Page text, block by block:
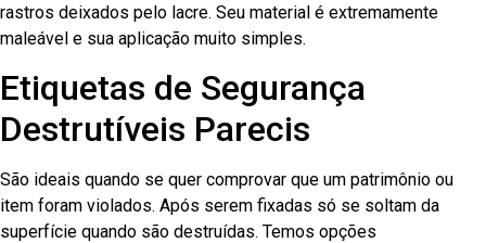
rastros deixados pelo lacre. Seu material é extremamente
maleável e sua aplicação muito simples.
Etiquetas de Segurança
Destrutíveis Parecis
São ideais quando se quer comprovar que um patrimônio ou
item foram violados. Após serem fixadas só se soltam da
superfície quando são destruídas. Temos opções